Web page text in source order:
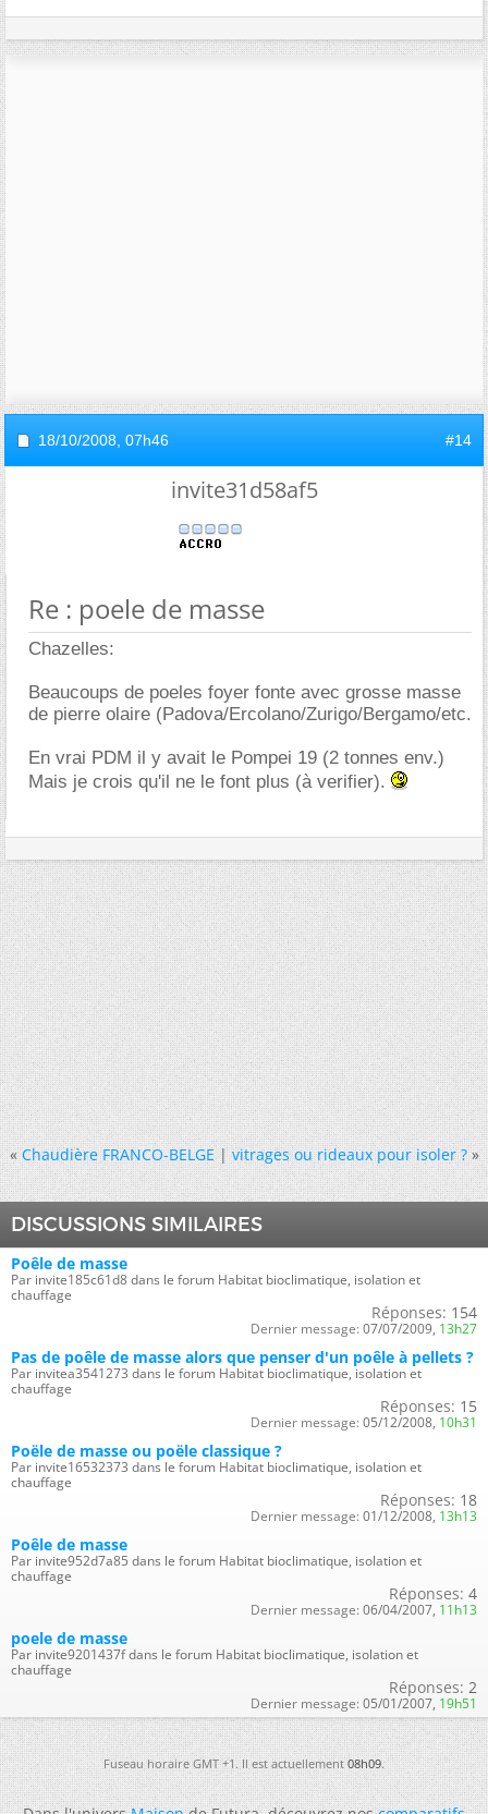
18/10/2008, 07h46 #14
invite31d58af5
Re : poele de masse
Chazelles:
Beaucoups de poeles foyer fonte avec grosse masse
de pierre olaire (Padova/Ercolano/Zurigo/Bergamo/etc.
En vrai PDM il y avait le Pompei 19 (2 tonnes env.)
Mais je crois qu'il ne le font plus (à verifier).
« Chaudière FRANCO-BELGE|vitrages ou rideaux pour isoler ? »
DISCUSSIONS SIMILAIRES
Poêle de masse
Par invite185c61d8 dans le forum Habitat bioclimatique, isolation et
chauffage
Réponses: 154
Dernier message: 07/07/2009, 13h27
Pas de poêle de masse alors que penser d'un poêle à pellets ?
Par invitea3541273 dans le forum Habitat bioclimatique, isolation et
chauffage
Réponses: 15
Dernier message: 05/12/2008, 10h31
Poële de masse ou poële classique ?
Par invite16532373 dans le forum Habitat bioclimatique, isolation et
chauffage
Réponses: 18
Dernier message: 01/12/2008, 13h13
Poêle de masse
Par invite952d7a85 dans le forum Habitat bioclimatique, isolation et
chauffage
Réponses: 4
Dernier message: 06/04/2007, 11h13
poele de masse
Par invite9201437f dans le forum Habitat bioclimatique, isolation et
chauffage
Réponses: 2
Dernier message: 05/01/2007, 19h51
Fuseau horaire GMT +1. Il est actuellement08h09.